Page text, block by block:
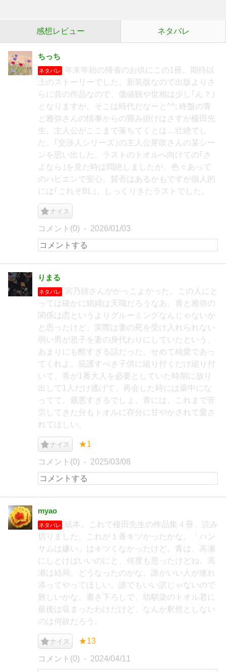
感想レビュー ネタバレ
ちっち
ネタバレ
年末年始の帰省のお供にこの1冊。期待以
上のストーリーでした。新装版なので出版よりさ
らに昔の作品なので、価値観や世相は少し｢ん？｣
となりますが、そこは時代だなーと^^; 終盤の青
と雅弥さんの情事からの畳み掛けはさすが榎田先
生。主人公がここまで落ちてくとは…壮絶でし
た。｢交渉人シリーズ｣の主人公芽吹さんの某シー
ンを思い出した。ラストのトオルへ向けての｢さ
よなら｣を見た時は悶絶しましたが、色々あって
のハピエンで安心。賛否はあるかもですが個人的
には｢これぞBL｣。しっくりきたラストでした。
ナイス
コメント(0) 2026/01/03
りまる
ネタバレ
宮乃姉さんがかっこよかった。この人にと
っては確かに娼婦は天職だろうなあ。青と雅弥の
関係は恋というよりグルーミングなんじゃないか
と思ったけど、実際は妻の死を受け入れられない
弱い男が息子を妻の身代わりにしていたという、
あまりにも酷すぎる話だった。せめて純愛であっ
てくれよ。庇護すべき子供に縋り付くだけ縋り付
いて、青が1番大人を必要としていた時期に放り
出して1人だけ逃げて、再会した時には薬中にな
ってて。最悪すぎるでしょ。青には、これまで苦
労してきた分もトオルに存分に甘やかされて愛さ
れてほしい。
ナイス ★1
コメント(0) 2025/03/08
myao
ネタバレ
紙本。これで榎田先生の作品集４冊、読み
切りました。これが１番キツかったかな。「ハン
サムは嫌い」はキツくなかったけど。青は、高瀬
にしとけばいいのにと、何度も思ったけどね。高
瀬は結局、どうなったのかな。誰かいい人が連れ
添ってやってほしい。誰でもいい訳じゃないので
難しいかな。書き下ろしで、幼馴染のトオル君に
最後は収まったわけだけど、なんか釈然としない
のは何故だろう。
ナイス ★13
コメント(0) 2024/04/11